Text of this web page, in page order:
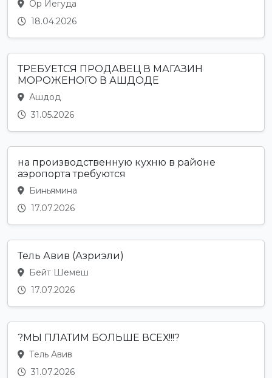
Ор Йегуда
18.04.2026
ТРЕБУЕТСЯ ПРОДАВЕЦ В МАГАЗИН
МОРОЖЕНОГО В АШДОДЕ
Ашдод
31.05.2026
на производственную кухню в районе
аэропорта требуются
Биньямина
17.07.2026
Тель Авив (Азриэли)
Бейт Шемеш
17.07.2026
?МЫ ПЛАТИМ БОЛЬШЕ ВСЕХ!!!?
Тель Авив
31.07.2026